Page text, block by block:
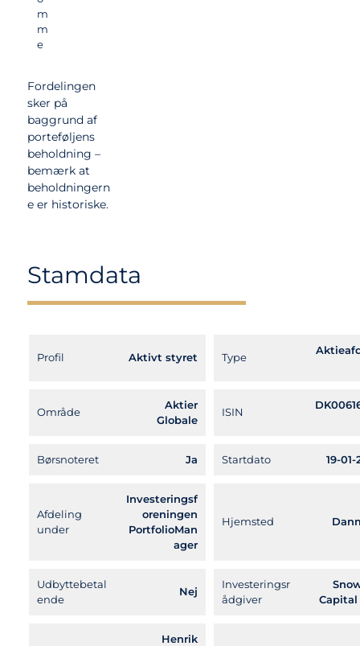
m
m
e
Fordelingen
sker på
baggrund af
porteføljens
beholdning –
bemærk at
beholdningern
e er historiske.
Stamdata
Profil Aktivt styret Type
Område
Aktier
Globale
ISIN
Børsnoteret Ja Startdato 19-
Afdeling
under
Investeringsf
oreningen
PortfolioMan
ager
Hjemsted
Udbyttebetal
ende
Nej
Investeringsr
ådgiver
Capital
Henrik